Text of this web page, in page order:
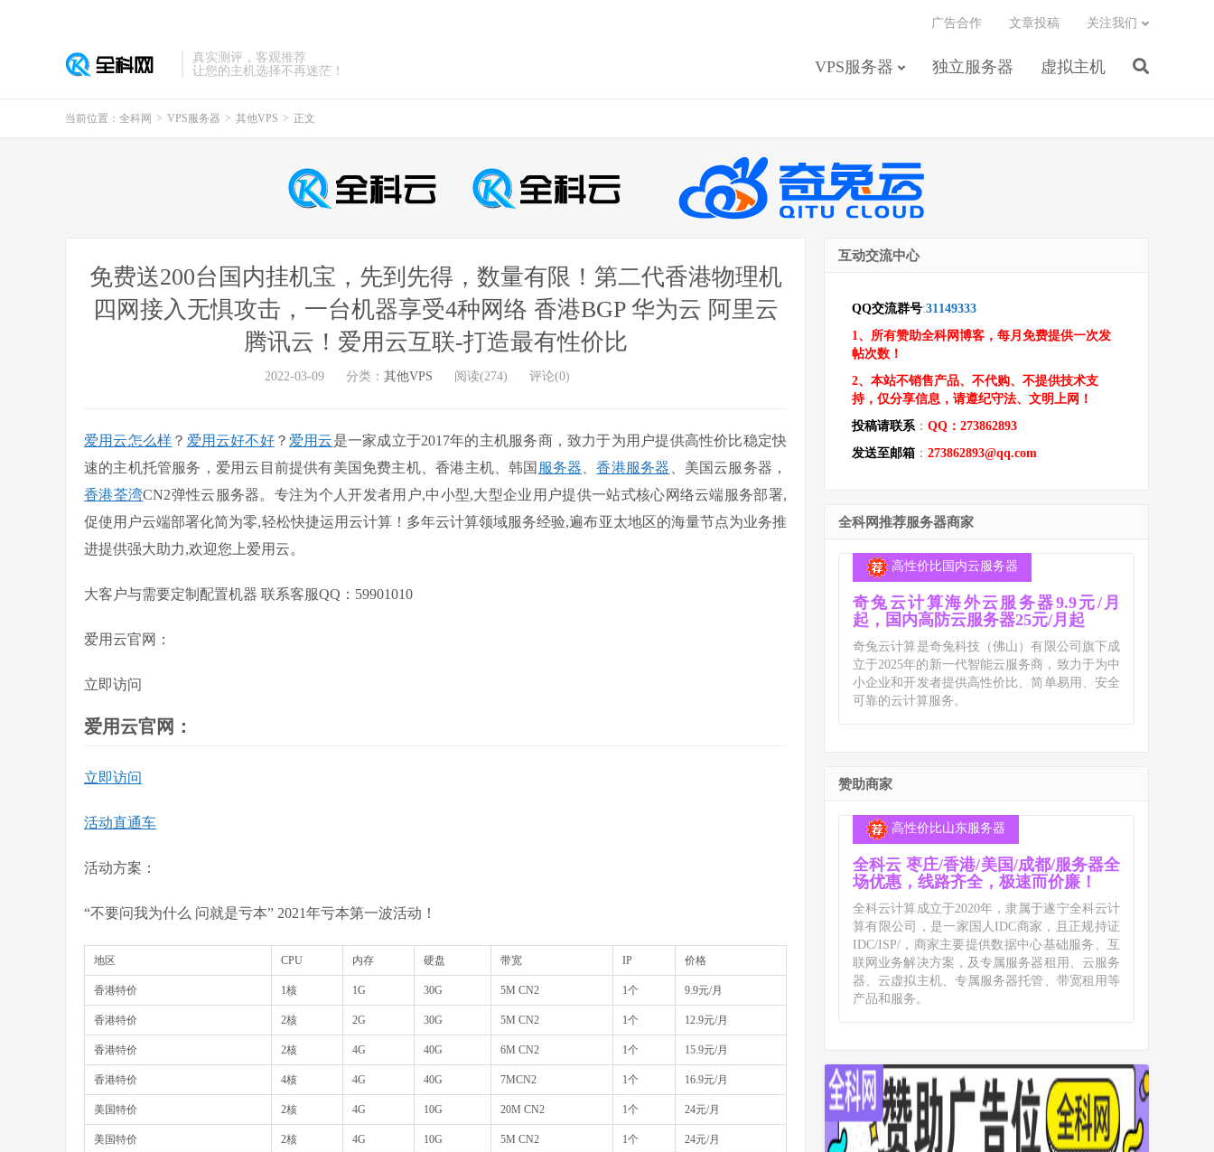
真实测评，客观推荐
让您的主机选择不再迷茫！
VPS服务器 独立服务器 虚拟主机
广告合作 文章投稿 关注我们
当前位置： 全科网 > VPS服务器 > 其他VPS > 正文
免费送200台国内挂机宝，先到先得，数量有限！第二代香港物理机
四网接入无惧攻击，一台机器享受4种网络 香港BGP 华为云 阿里云
腾讯云！爱用云互联-打造最有性价比
2022-03-09 分类： 其他VPS 阅读(274) 评论(0)
爱用云怎么样 ？ 爱用云好不好？ 爱用云是一家成立于2017年的主机服务商，致力于为用户提供高性价比稳定快
速的主机托管服务，爱用云目前提供有美国免费主机、香港主机、韩国 服务器 、香港服务器 、美国云服务器，
香港荃湾CN2弹性云服务器。专注为个人开发者用户,中小型,大型企业用户提供一站式核心网络云端服务部署,
促使用户云端部署化简为零,轻松快捷运用云计算！多年云计算领域服务经验,遍布亚太地区的海量节点为业务推
进提供强大助力,欢迎您上爱用云。
大客户与需要定制配置机器 联系客服QQ：59901010
爱用云官网：
立即访问
爱用云官网：
立即访问
活动直通车
活动方案：
“不要问我为什么 问就是亏本” 2021年亏本第一波活动！
地区 CPU 内存 硬盘 带宽 IP 价格
香港特价 1核 1G 30G 5M CN2 1个 9.9元/月
香港特价 2核 2G 30G 5M CN2 1个 12.9元/月
香港特价 2核 4G 40G 6M CN2 1个 15.9元/月
香港特价 4核 4G 40G 7MCN2 1个 16.9元/月
美国特价 2核 4G 10G 20M CN2 1个 24元/月
美国特价 2核 4G 10G 5M CN2 1个 24元/月
互动交流中心
QQ交流群号:31149333
1、所有赞助全科网博客，每月免费提供一次发
帖次数！
2、本站不销售产品、不代购、不提供技术支
持，仅分享信息，请遵纪守法、文明上网！
投稿请联系： QQ：273862893
发送至邮箱 ： 273862893@qq.com
全科网推荐服务器商家
高性价比国内云服务器
奇兔云计算海外云服务器9.9元/月
起，国内高防云服务器25元/月起
奇兔云计算是奇兔科技（佛山）有限公司旗下成
立于2025年的新一代智能云服务商，致力于为中
小企业和开发者提供高性价比、简单易用、安全
可靠的云计算服务。
赞助商家
高性价比山东服务器
全科云 枣庄/香港/美国/成都/服务器全
场优惠，线路齐全，极速而价廉！
全科云计算成立于2020年，隶属于遂宁全科云计
算有限公司，是一家国人IDC商家，且正规持证
IDC/ISP/，商家主要提供数据中心基础服务、互
联网业务解决方案，及专属服务器租用、云服务
器、云虚拟主机、专属服务器托管、带宽租用等
产品和服务。